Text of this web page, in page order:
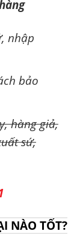
nhập
bảo
hàng giả,
sứ,
NÀO TỐT?